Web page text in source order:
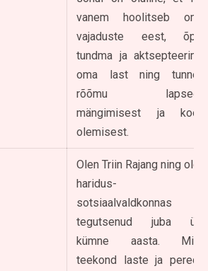
vanem hoolitseb oma
vajaduste eest, õpib
tundma ja aktsepteerima
oma last ning tunneb
rõõmu lapsega
mängimisest ja koos
olemisest.
Olen Triin Rajang ning olen
haridus- ja
sotsiaalvaldkonnas
tegutsenud juba üle
kümne aasta. Minu
teekond laste ja perede